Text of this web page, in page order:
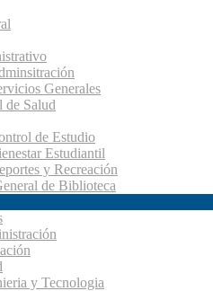
Generales
de Salud
de Estudio
Estudiantil
y Recreación
de Biblioteca
y Tecnologia